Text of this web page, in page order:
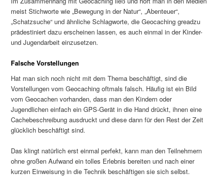
meist Stichworte wie „Bewegung in der Natur“, „Abenteuer“,
„Schatzsuche“ und ähnliche Schlagworte, die Geocaching greadzu
prädestiniert dazu erscheinen lassen, es auch einmal in der Kinder-
und Jugendarbeit einzusetzen.
Falsche Vorstellungen
Hat man sich noch nicht mit dem Thema beschäftigt, sind die
Vorstellungen vom Geocaching oftmals falsch. Häufig ist ein Bild
vom Geocachen vorhanden, dass man den Kindern oder
Jugendlichen einfach ein GPS-Gerät in die Hand drückt, ihnen eine
Cachebeschreibung ausdruckt und diese dann für den Rest der Zeit
glücklich beschäftigt sind.
Das klingt natürlich erst einmal perfekt, kann man den Teilnehmern
ohne großen Aufwand ein tolles Erlebnis bereiten und nach einer
kurzen Einweisung in die Technik beschäftigen sie sich selbst.